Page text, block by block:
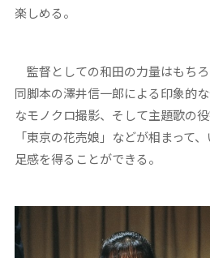
楽しめる。
監督としての和田の力量はもち
同脚本の澤井信一郎による印象的
なモノクロ撮影、そして主題歌の
「東京の花売娘」などが相まって
足感を得ることができる。